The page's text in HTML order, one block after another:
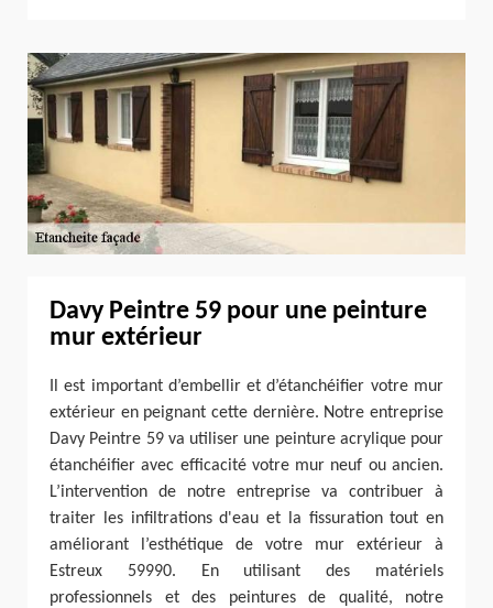
Davy Peintre 59 pour une peinture
mur extérieur
Il est important d’embellir et d’étanchéifier votre mur
extérieur en peignant cette dernière. Notre entreprise
Davy Peintre 59 va utiliser une peinture acrylique pour
étanchéifier avec efficacité votre mur neuf ou ancien.
L’intervention de notre entreprise va contribuer à
traiter les infiltrations d'eau et la fissuration tout en
améliorant l’esthétique de votre mur extérieur à
Estreux 59990. En utilisant des matériels
professionnels et des peintures de qualité, notre